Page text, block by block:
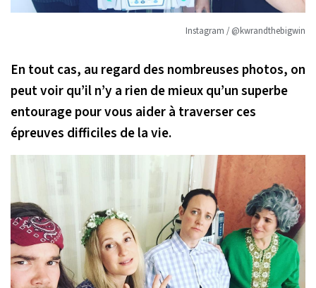
Instagram / @kwrandthebigwin
En tout cas, au regard des nombreuses photos, on
peut voir qu’il n’y a rien de mieux qu’un superbe
entourage pour vous aider à traverser ces
épreuves difficiles de la vie.